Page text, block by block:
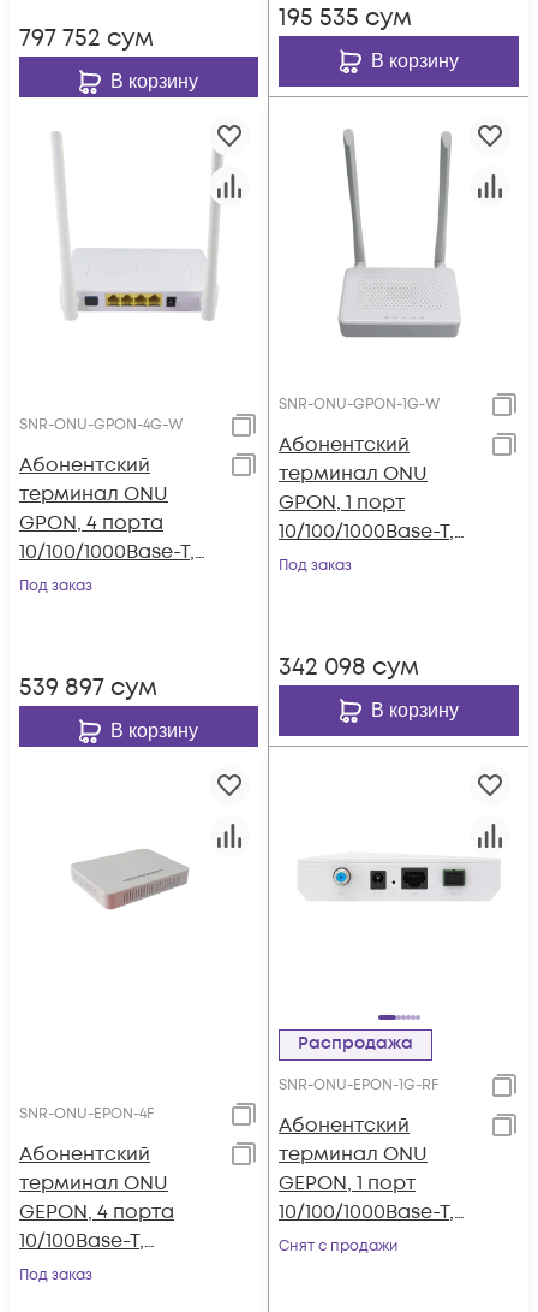
797 752 сум
В корзину
195 535 сум
В корзину
SNR-ONU-GPON-4G-W
Абонентский
терминал ONU
GPON, 4 порта
10/100/1000Base-T,
WiFi
Под заказ
539 897 сум
В корзину
SNR-ONU-GPON-1G-W
Абонентский
терминал ONU
GPON, 1 порт
10/100/1000Base-T,
WiFi
Под заказ
342 098 сум
В корзину
SNR-ONU-EPON-4F
Абонентский
терминал ONU
GEPON, 4 порта
10/100Base-T,
совместим с
Под заказ
Распродажа
SNR-ONU-EPON-1G-RF
Абонентский
терминал ONU
GEPON, 1 порт
10/100/1000Base-T,
RF совместим с
Снят с продажи